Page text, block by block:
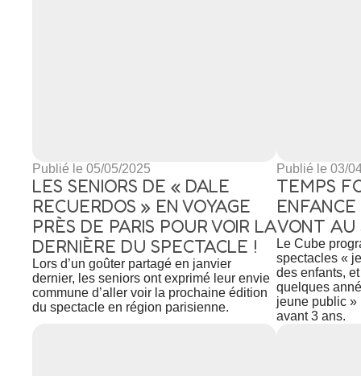
Publié le 05/05/2025
LES SENIORS DE « DALE
RECUERDOS » EN VOYAGE
PRÈS DE PARIS POUR VOIR LA
DERNIÈRE DU SPECTACLE !
Lors d’un goûter partagé en janvier
dernier, les seniors ont exprimé leur envie
commune d’aller voir la prochaine édition
du spectacle en région parisienne.
Publié le 03/
TEMPS
ENFANCE
VONT AU
Le Cube
spectacles «
des enfants,
quelques
jeune public »
avant 3 ans.